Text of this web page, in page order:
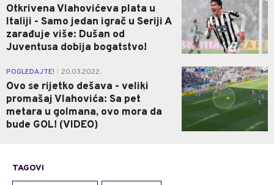
Otkrivena Vlahovićeva plata u
Italiji - Samo jedan igrač u Seriji A
zarađuje više: Dušan od
Juventusa dobija bogatstvo!
POGLEDAJTE! 20.03.2022.
Ovo se rijetko dešava - veliki
promašaj Vlahovića: Sa pet
metara u golmana, ovo mora da
bude GOL! (VIDEO)
0
TAGOVI